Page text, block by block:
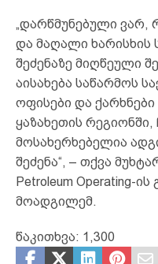
„დარწმუნებული
და მაღალი ხარისხის
შეძენაზე მიღწეული
აისახება საწარმოს
ოფისები და
ყაზახეთის
მოსახერხებელია
შეძენა“, – თქვა
Petroleum Operating-
მოადგილემ.
წაკითხვა: 1,300